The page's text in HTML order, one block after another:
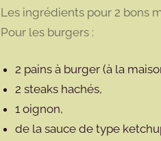
Les ingrédients pour 2 bons
Pour les burgers :
2 pains à burger (à la
2 steaks hachés,
1 oignon,
de la sauce de type